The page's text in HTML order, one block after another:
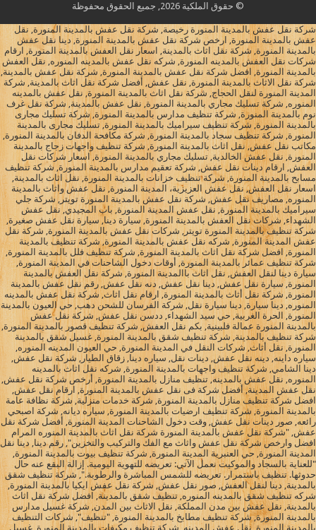
© حقوق الملكية 2026, جميع الحقوق محفوظة
شركة نقل عفش بالمدينة المنورة رخيصة, شركة نقل عفش بالمدينة المنورة, نقل
عفش بالمدينة المنورة, ارخص شركة نقل عفش بالمدينة المنورة, دينا نقل عفش
بالمدينة المنورة, شركة نقل اثاث بالمدينة, اسعار نقل العفش بالمدينة المنورة, ارقام
شركات نقل العفش بالمدينه المنورة, شركه نقل عفش بالمدينه المنوره, نقل العفش
بالمدينة المنورة, افضل شركة نقل عفش بالمدينة المنورة, شركة نقل عفش بالمدينة,
شركة نقل الاثاث بالمدينة المنورة, نقل عفش, أفضل شركة نقل اثاث بالمدينة, شركة
المدينة المنورة لنقل الحجاج, شركة نقل اثاث بالمدينة المنورة, نقل عفش بالمدينه
المنوره, شركة تسليك مجاري بالمدينة المنورة, نقل عفش بالمدينة, شركة نقل غرف
نوم بالمدينة المنورة, شركة تنظيف مدارس بالمدينة المنورة, شركة تسليك مجارى
بالمدينة المنورة, شركة تنظيف سيراميك بالمدينة المنورة, تسليك مجارى بالمدينة
المنورة, شركة تنظيف سجاد بالمدينة المنورة, شركة مكافحة الدفان بالمدينة المنورة,
مكاتب نقل عفش, نقل اثاث بالمدينة المنورة, شركة تنظيف واجهات زجاج بالمدينة
المنورة, نقل عفش الخالدية, تسليك مجاري بالمدينة المنورة, اسعار شركات نقل
العفش, ارقام دينات نقل عفش, شركة تعقيم مدارس بالمدينة المنورة, شركة تنظيف
مسابح بالمدينة المنورة, شركة تنظيف خزانات بالمدينة المنورة, نقل اثاث بالمدينة,
اسعار نقل العفش, نقل عفش العزيزية، المدينة المنورة, نقل عفش واثاث بالمدينة
المنوره, مصاريف نقل عفش, شركة نقل عفش بالمدينة المنورة تويتر, شركة جلي
سيراميك بالمدينة المنورة, نقل عفش المدينة المنورة, باب المجيدي, نقل عفش
الشهداء, شركات نقل العفش بالمدينة المنورة, سيارة دينا, سيارة نقل عفش صغيرة,
شركة تنظيف بالمدينة المنورة تويتر, شركات نقل عفش بالمدينة المنورة, شركة نقل
عفش المدينة المنورة, شركه نقل عفش بالمدينة المنورة, شركة تنظيف بالمدينة
المنورة, افضل شركة نقل اثاث بالمدينة المنورة, شركة تنظيف فلل بالمدينة المنورة,
شركة تنظيف عمائر بالمدينة المنورة, أوقات دخول الشاحنات في المدينة المنورة,
سيارة دينا لنقل العفش, نقل اثاث باالمدينة المنورة, شركة نقل العفش بالمدينة
المنورة, سيارة نقل عفش, دينا نقل عفش, دنه نقل عفش, رقم نقل عفش بالمدينة
المنورة, شركة نقل أثاث بالمدينة المنورة, ارقام نقل اثاث, شركة نقل عفش بالمدينه
المنوره, دينا سيارة, دينا سيارة نقل, شركة الفرسان للشحن دهب, حي العيون بالمدينة
المنورة, الحرة الغربية, حي سيد الشهداء, ددسن نقل عفش, شركة نقل عفش
بالمدينة المنورة عمالة فلبينية, بكم نقل العفش, شركة تنظيف قصور بالمدينة المنورة,
شركة تنظيف بالمدينة, شركة تنظيف شقق بالمدينة المنورة, غسيل شقق بالمدينة
المنورة, نقل أثاث, شركات النقل في المدينة المنورة, حي العيون المدينه المنوره,
سياره داينه, دينه نقل عفش, دينات نقل, سياره دينا, زقاق الطيار, شركة نقل عفش,
دينا الشامي, شركة تنظيف واجهات بالمدينة المنورة, شركه نقل اثاث بالمدينه
المنوره, نقل عفش بالمدينه, تنظيف منازل بالمدينة المنورة, أرخص شركة نقل عفش,
نقل عفش المدينة, أفضل شركة فى نقل عفش بالمدينة المنورة, ارقام نقل عفش,
افضل شركة تنظيف منازل بالمدينة المنورة, شركة خدمات منزلية, شركة نظافة عامة
بالمدينة المنورة, شركة تنظيف ارضيات بالمدينة المنورة, سياره ديانه, شركة اصبحي
رائعه, صور دينات نقل عفش, وقت دخول الشاحنات المدينة المنورة, أفضل شركة نقل
عفش, "شركة نقل عفش بالمدينة المنورة شركة نقل اثاث بالمدينة المنوره المرام
افضل وارخص شركة نقل عفش واثاث مع الفك والتركيب والتخزين", رقم دينا, دينا نقل
المدينة المنورة, حي العنبرية المدينة المنورة, شركة تنظيف بيوت بالمدينة المنورة,
"للعناية بالسجاد والموكيت نعمل الآتي: تعريضه للتهوية اليومية. إزالة البقع عنه حال
حدوثها. تنظيف باستمرار. تعريضه للشمس المباشرة والرطوبة.", شركة تنظيف شقق
بالمدينة, دينا لنقل العفش, صور نقل عفش, شركة نقل عفش ايكيا بالمدينة المنورة,
شركه تنظيف شقق بالمدينه المنوره, تنظيف شقق بالمدينة, افضل شركة نقل اثاث
بالمدينة, نقل عفش بين مدن المملكة, نقل الاثاث بين المدن, شركة غسيل مدارس
بالمدينة المنورة, شركة تنظيف مطابخ بالمدينة المنورة, "تنظيف", شركات التنظيف
بالمدينة المنورة, نقل عفش المدينه, شركة تنظيف مكيفات بالمدينة المنورة, غسيل